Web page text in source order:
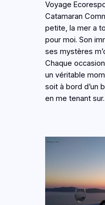
Voyage
Catamaran
petite, la mer a
pour moi. Son
ses mystères
Chaque
un véritable
soit à bord d’un
en me tenant